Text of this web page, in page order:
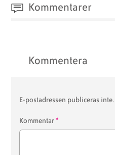
Kommentarer
Kommentera
E-postadressen publiceras inte.
Kommentar*